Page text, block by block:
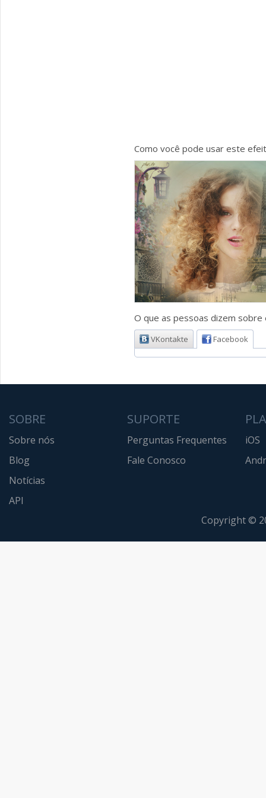
Como você pode usar este
O que as pessoas dizem
VKontakte Facebook
SOBRE
Sobre nós
Blog
Notícias
API
SUPORTE
Perguntas Frequentes
Fale Conosco
iOS
Copyright ©